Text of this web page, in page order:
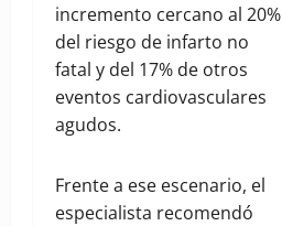
incremento cercano al 20%
del riesgo de infarto no
fatal y del 17% de otros
eventos cardiovasculares
agudos.
Frente a ese escenario, el
especialista recomendó